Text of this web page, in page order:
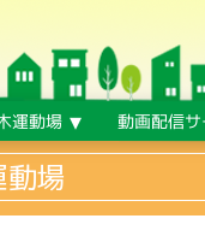
場
運動場 動画配信